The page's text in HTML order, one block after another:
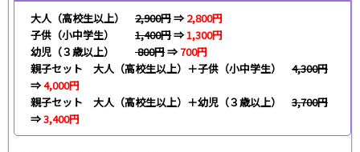
大人（高校生以上） 2,900円⇒2,800円
子供（小中学生） 1,400円⇒1,300円
幼児（３歳以上） 800円⇒700円
親子セット 大人（高校生以上）＋子供（小中学生） 4,300円
⇒4,000円
親子セット 大人（高校生以上）＋幼児（３歳以上） 3,700円
⇒3,400円